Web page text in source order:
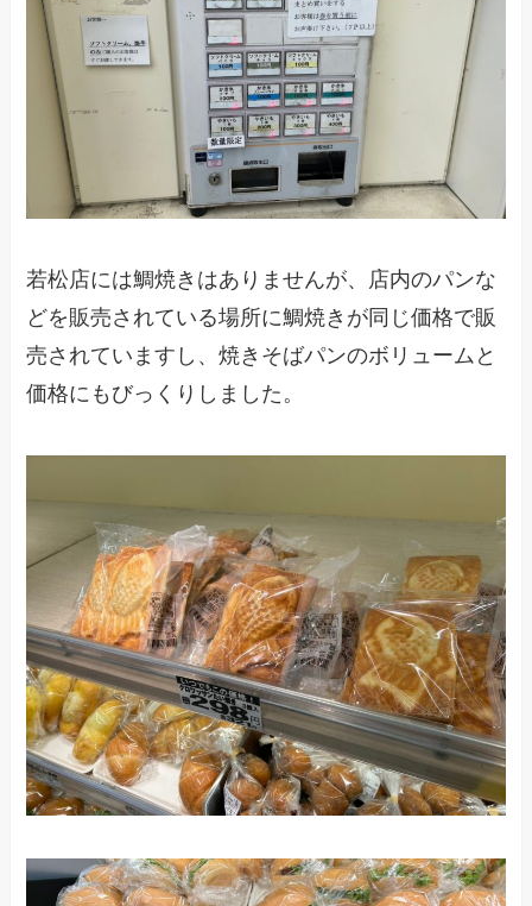
若松店には鯛焼きはありませんが、店内のパンな
どを販売されている場所に鯛焼きが同じ価格で販
売されていますし、焼きそばパンのボリュームと
価格にもびっくりしました。